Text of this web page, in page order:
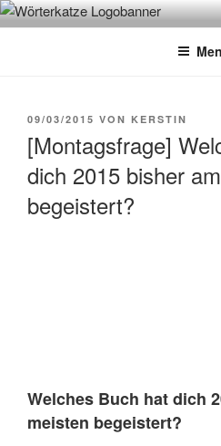
Zum
InhaltWÖRTERKATZE
Von Büchern erzählen
VERÖFFENTLICHT
09/03/2015 VON KERSTIN
[Montagsfrage]
dich 2015 bisher
begeistert?
Welches Buch hat dich
meisten begeistert?